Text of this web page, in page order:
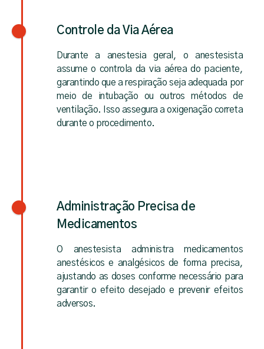
Controle da Via Aérea
Durante a anestesia geral, o anestesista
assume o controla da via aérea do paciente,
garantindo que a respiração seja adequada por
meio de intubação ou outros métodos de
ventilação. Isso assegura a oxigenação correta
durante o procedimento.
Administração Precisa de
Medicamentos
O anestesista administra medicamentos
anestésicos e analgésicos de forma precisa,
ajustando as doses conforme necessário para
garantir o efeito desejado e prevenir efeitos
adversos.